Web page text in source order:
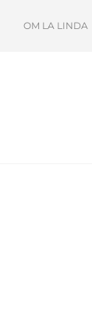
OM LA LINDA